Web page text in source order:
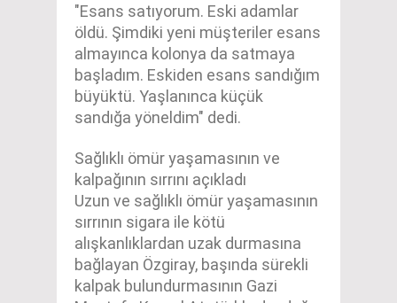
"Esans satıyorum. Eski adamlar
öldü. Şimdiki yeni müşteriler esans
almayınca kolonya da satmaya
başladım. Eskiden esans sandığım
büyüktü. Yaşlanınca küçük
sandığa yöneldim" dedi.
Sağlıklı ömür yaşamasının ve
kalpağının sırrını açıkladı
Uzun ve sağlıklı ömür yaşamasının
sırrının sigara ile kötü
alışkanlıklardan uzak durmasına
bağlayan Özgiray, başında sürekli
kalpak bulundurmasının Gazi